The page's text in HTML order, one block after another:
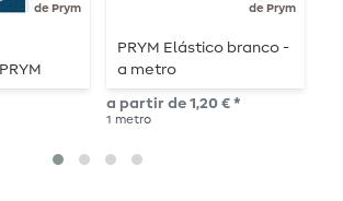
de Prym
9 mm
de Prym
PRYM Elástico branco -
a metro
a partir de 1,20 € *
1 metro